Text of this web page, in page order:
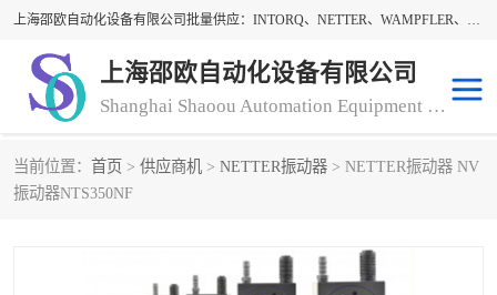
上海邵欧自动化设备有限公司批量供应：INTORQ、NETTER、WAMPFLER、WARNER、WICHITA、三菱离合器、warner离合器、NETTER振动器、WAMPFLER滑触线。上海邵欧自动化设备有限公司提供创新技术与产品解决方案，让客户享有高性价比，优质的产品和服务，我们坚持以持续技术和服务创新为客户不断创造价值。欢迎来电咨询！
上海邵欧自动化设备有限公司
Shanghai Shaoou Automation Equipment Co., Ltd
当前位置： 首页 > 供应商机 > NETTER振动器 > NETTER振动器 NV
振动器NTS350NF
warner离合器